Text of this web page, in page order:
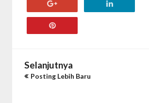
Selanjutnya
Posting Lebih Baru